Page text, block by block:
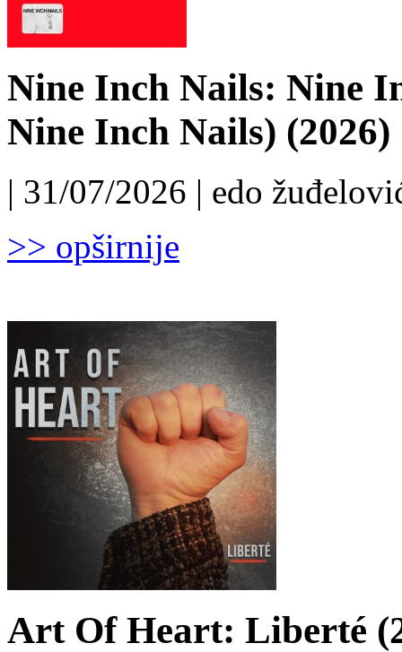
Nine Inch Nails: Nine
Nine Inch Nails) (2026)
| 31/07/2026 | edo
>> opširnije
Art Of Heart: Liberté